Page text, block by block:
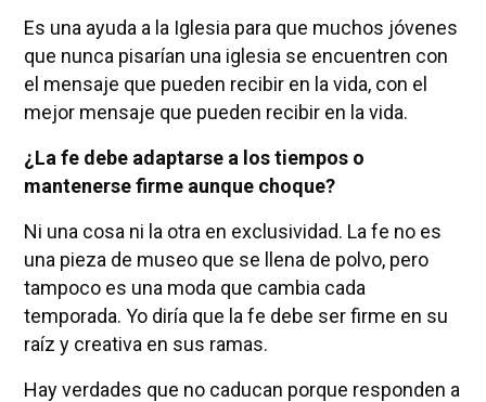
Es una ayuda a la Iglesia para que muchos jóvenes
que nunca pisarían una iglesia se encuentren con
el mensaje que pueden recibir en la vida, con el
mejor mensaje que pueden recibir en la vida.
¿La fe debe adaptarse a los tiempos o
mantenerse firme aunque choque?
Ni una cosa ni la otra en exclusividad. La fe no es
una pieza de museo que se llena de polvo, pero
tampoco es una moda que cambia cada
temporada. Yo diría que la fe debe ser firme en su
raíz y creativa en sus ramas.
Hay verdades que no caducan porque responden a